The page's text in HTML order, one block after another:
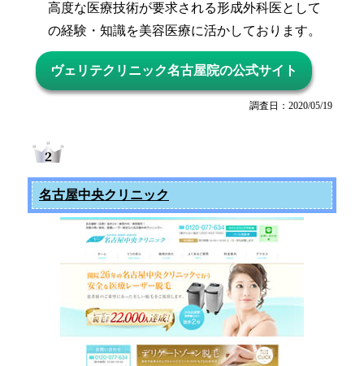
高度な医療技術が要求される形成外科医として
の経験・知識を美容医療に活かしております。
ヴェリテクリニック名古屋院の公式サイト
調査日：2020/05/19
名古屋中央クリニック